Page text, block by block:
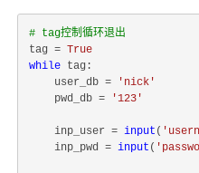
# tag控制循环退出
tag = True
while tag:
    user_db =
'nick'
    pwd_db =
'123'
    inp_user =
input (
    inp_pwd =
input (